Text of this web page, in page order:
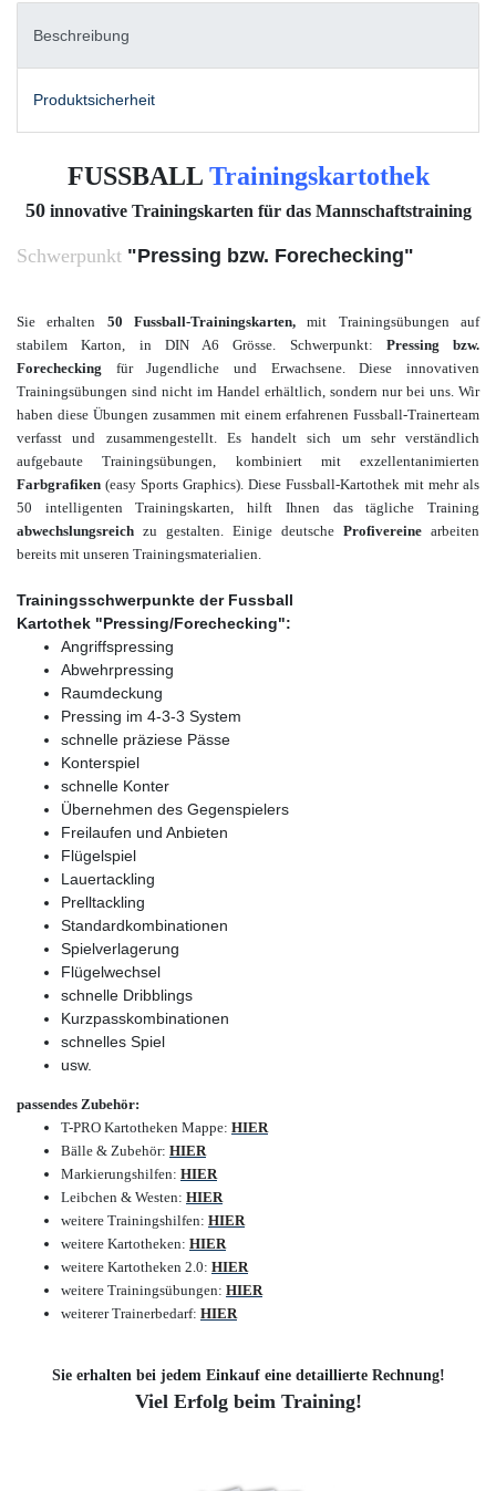
Beschreibung
Produktsicherheit
FUSSBALL Trainingskartothek
50innovative Trainingskarten für das Mannschaftstraining
Schwerpunkt "Pressing bzw. Forechecking"
Sie erhalten 50 Fussball-Trainingskarten, mit Trainingsübungen auf
stabilem Karton, in DIN A6 Grösse. Schwerpunkt: Pressing bzw.
Forechecking für Jugendliche und Erwachsene. Diese innovativen
Trainingsübungen sind nicht im Handel erhältlich, sondern nur bei uns. Wir
haben diese Übungen zusammen mit einem erfahrenen Fussball-Trainerteam
verfasst und zusammengestellt. Es handelt sich um sehr verständlich
aufgebaute Trainingsübungen, kombiniert mit exzellentanimierten
Farbgrafiken (easy Sports Graphics). Diese Fussball-Kartothek mit mehr als
50 intelligenten Trainingskarten, hilft Ihnen das tägliche Training
abwechslungsreich zu gestalten. Einige deutsche Profivereine arbeiten
bereits mit unseren Trainingsmaterialien.
Trainingsschwerpunkte der Fussball
Kartothek "Pressing/Forechecking":
Angriffspressing
Abwehrpressing
Raumdeckung
Pressing im 4-3-3 System
schnelle präziese Pässe
Konterspiel
schnelle Konter
Übernehmen des Gegenspielers
Freilaufen und Anbieten
Flügelspiel
Lauertackling
Prelltackling
Standardkombinationen
Spielverlagerung
Flügelwechsel
schnelle Dribblings
Kurzpasskombinationen
schnelles Spiel
usw.
passendes Zubehör:
T-PRO Kartotheken Mappe: HIER
Bälle & Zubehör: HIER
Markierungshilfen: HIER
Leibchen & Westen: HIER
weitere Trainingshilfen: HIER
weitere Kartotheken: HIER
weitere Kartotheken 2.0: HIER
weitere Trainingsübungen: HIER
weiterer Trainerbedarf: HIER
Sie erhalten bei jedem Einkauf eine detaillierte Rechnung!
Viel Erfolg beim Training!